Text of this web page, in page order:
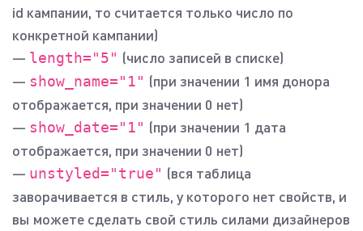
id кампании, то считается только число по
конкретной кампании)
— length="5" (число записей в списке)
— show_name="1" (при значении 1 имя донора
отображается, при значении 0 нет)
— show_date="1" (при значении 1 дата
отображается, при значении 0 нет)
— unstyled="true" (вся таблица
заворачивается в стиль, у которого нет свойств, и
вы можете сделать свой стиль силами дизайнеров